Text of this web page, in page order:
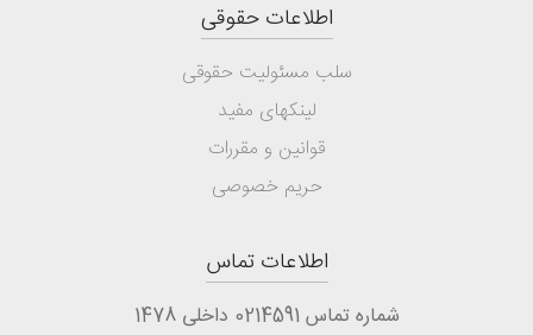
اطلاعات حقوقی
سلب مسئولیت حقوقی
لینکهای مفید
قوانین و مقررات
حریم خصوصی
اطلاعات تماس
شماره تماس 0214591 داخلی 1478